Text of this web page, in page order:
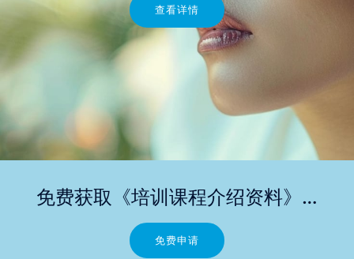
查看详情
免费获取《培训课程介绍资料》…
免费申请